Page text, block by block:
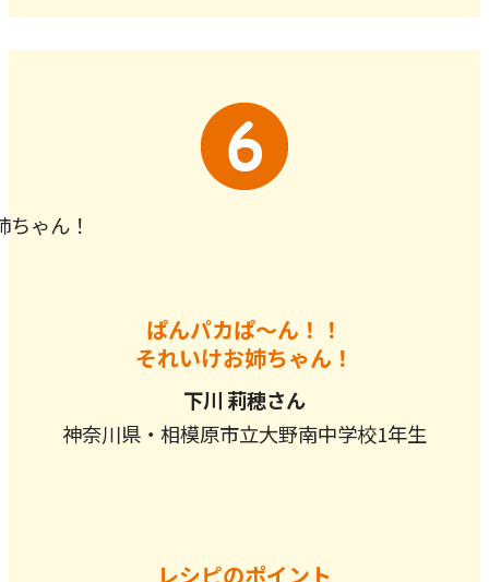
ぱんパカぱ～ん！！
それいけお姉ちゃん！
下川 莉穂さん
神奈川県・相模原市立大野南中学校1年生
レシピのポイント